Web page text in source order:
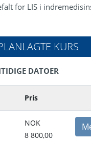
for LIS i
KURS
DATOER
Pris
NOK
8 800,00